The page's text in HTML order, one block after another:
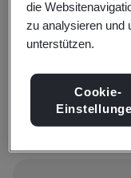
die
zu analysieren und
unterstützen.
Cookie-